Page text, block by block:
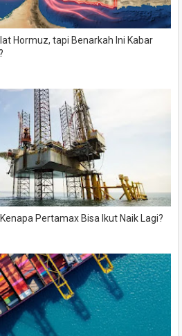
Hormuz, tapi Benarkah Ini Kabar
Pertamax Bisa Ikut Naik Lagi?